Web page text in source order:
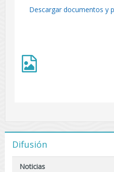
Descargar documentos y
Difusión
Noticias